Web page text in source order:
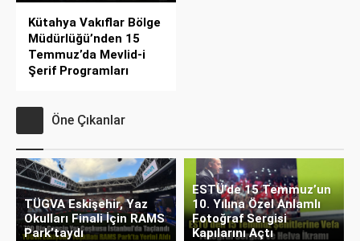
Kütahya Vakıflar Bölge
Müdürlüğü’nden 15
Temmuz’da Mevlid-i
Şerif Programları
Öne Çıkanlar
TÜGVA Eskişehir, Yaz
Okulları Finali İçin RAMS
Park’taydı
ESTÜ’de 15 Temmuz’un
10. Yılına Özel Anlamlı
Fotoğraf Sergisi
Kapılarını Açtı